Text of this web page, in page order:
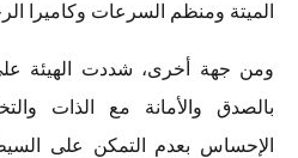
الميتة ومنظم السرعات وكاميرا
ومن جهة أخرى، شددت الهيئة
بالصدق والأمانة مع الذات
الإحساس بعدم التمكن على